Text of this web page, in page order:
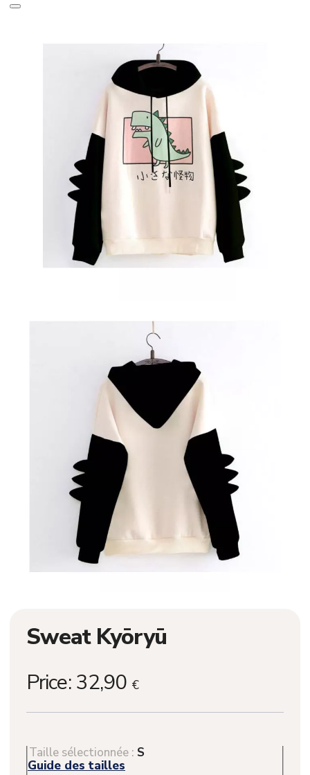
Sweat Kyōryū
Price: 32,90 €
Taille sélectionnée : S
Guide des tailles